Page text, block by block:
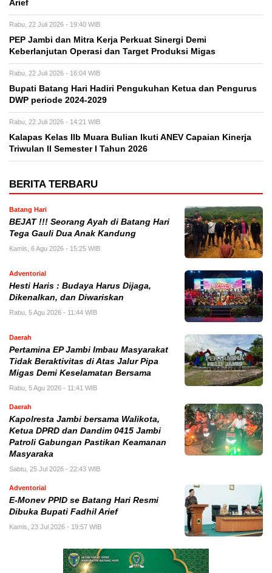
Arief
Rabu, 22 Juli 2026 - 19:40 WIB
PEP Jambi dan Mitra Kerja Perkuat Sinergi Demi
Keberlanjutan Operasi dan Target Produksi Migas
Rabu, 22 Juli 2026 - 16:04 WIB
Bupati Batang Hari Hadiri Pengukuhan Ketua dan Pengurus
DWP periode 2024-2029
Rabu, 22 Juli 2026 - 14:21 WIB
Kalapas Kelas IIb Muara Bulian Ikuti ANEV Capaian Kinerja
Triwulan II Semester I Tahun 2026
BERITA TERBARU
Batang Hari
BEJAT !!! Seorang Ayah di Batang Hari
Tega Gauli Dua Anak Kandung
Kamis, 6 Agu 2026 - 15:25 WIB
Adventorial
Hesti Haris : Budaya Harus Dijaga,
Dikenalkan, dan Diwariskan
Rabu, 5 Agu 2026 - 11:44 WIB
Daerah
Pertamina EP Jambi Imbau Masyarakat
Tidak Beraktivitas di Atas Jalur Pipa
Migas Demi Keselamatan Bersama
Rabu, 5 Agu 2026 - 11:41 WIB
Daerah
Kapolresta Jambi bersama Walikota,
Ketua DPRD dan Dandim 0415 Jambi
Patroli Gabungan Pastikan Keamanan
Masyaraka
Sabtu, 25 Jul 2026 - 22:43 WIB
Adventorial
E-Monev PPID se Batang Hari Resmi
Dibuka Bupati Fadhil Arief
Kamis, 23 Jul 2026 - 19:57 WIB